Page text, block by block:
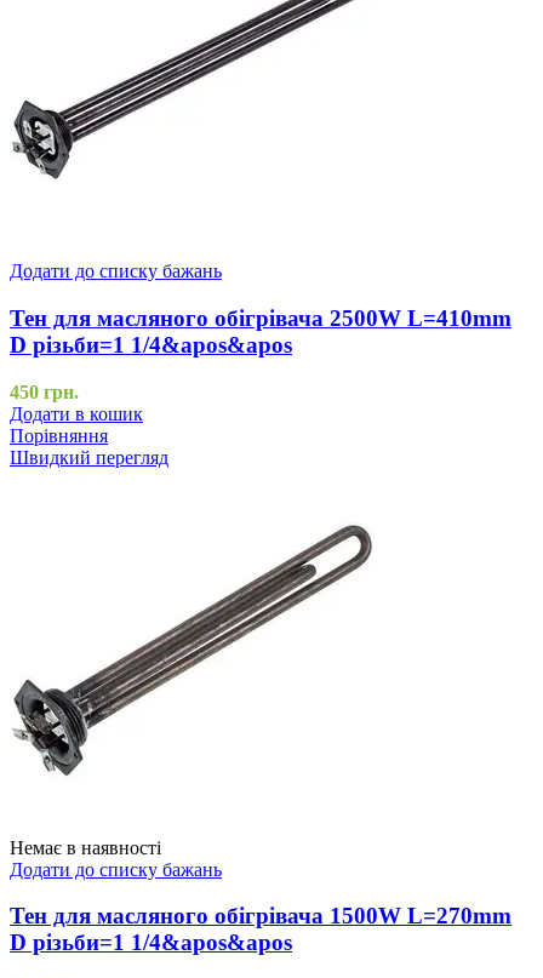
Додати до списку бажань
Тен для масляного обігрівача 2500W L=410mm
D різьби=1 1/4&apos&apos
450 грн.
Додати в кошик
Порівняння
Швидкий перегляд
Немає в наявності
Додати до списку бажань
Тен для масляного обігрівача 1500W L=270mm
D різьби=1 1/4&apos&apos